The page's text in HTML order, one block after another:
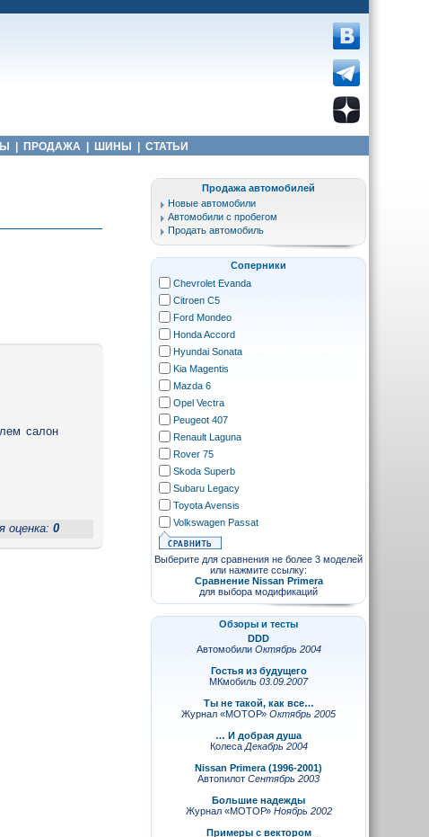
ПРОДАЖА ШИНЫ СТАТЬИ
салон
оценка:0
Продажа автомобилей
Новые автомобили
Автомобили с пробегом
Продать автомобиль
Соперники
Chevrolet Evanda
Citroen C5
Ford Mondeo
Honda Accord
Hyundai Sonata
Kia Magentis
Mazda 6
Opel Vectra
Peugeot 407
Renault Laguna
Rover 75
Skoda Superb
Subaru Legacy
Toyota Avensis
Volkswagen Passat
Выберите для сравнения не более 3 моделей
или нажмите ссылку:
Сравнение Nissan Primera
для выбора модификаций
Обзоры и тесты
DDD
АвтомобилиОктябрь 2004
Гостья из будущего
МКмобиль 03.09.2007
Ты не такой, как все…
Журнал «МОТОР» Октябрь 2005
… И добрая душа
КолесаДекабрь 2004
Nissan Primera (1996-2001)
Автопилот Сентябрь 2003
Большие надежды
Журнал «МОТОР»Ноябрь 2002
Примеры с вектором